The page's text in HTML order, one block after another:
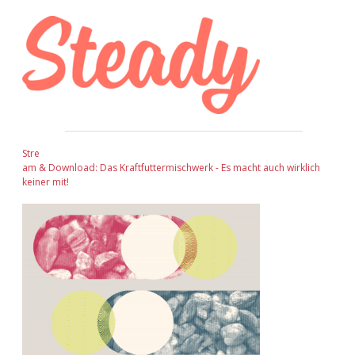
Stre
am & Download: Das Kraftfuttermischwerk - Es macht auch wirklich
keiner mit!